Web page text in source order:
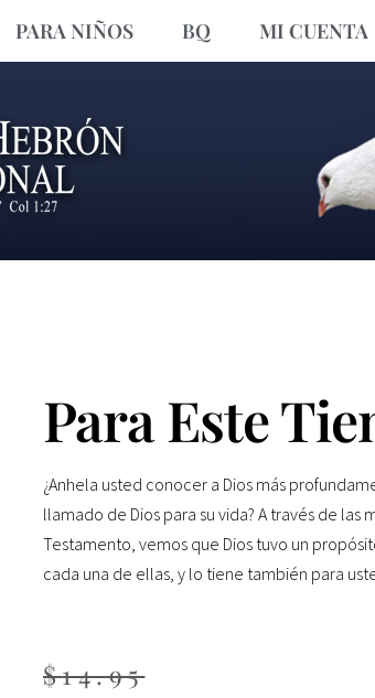
PARA NIÑOS BQ MI CUENTA
Para Este
¿Anhela usted conocer a Dios más
llamado de Dios para su vida? A través de las
Testamento, vemos que Dios tuvo un
cada una de ellas, y lo tiene también para
$14.95